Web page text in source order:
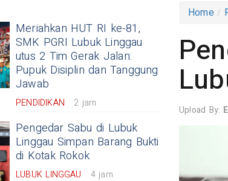
Meriahkan HUT RI ke-81,
SMK PGRI Lubuk Linggau
utus 2 Tim Gerak Jalan:
Pupuk Disiplin dan Tanggung
Jawab
PENDIDIKAN 2 jam
Pengedar Sabu di Lubuk
Linggau Simpan Barang Bukti
di Kotak Rokok
LUBUK LINGGAU 4 jam
Home
Upload By: